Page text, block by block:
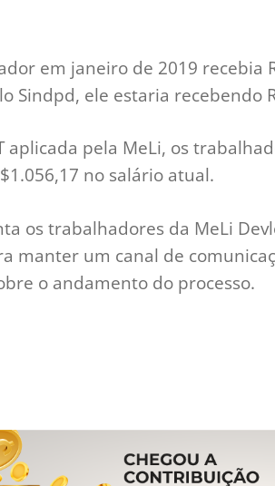
em janeiro de 2019 recebia
Sindpd, ele estaria recebendo
aplicada pela MeLi, os
no salário atual.
os trabalhadores da MeLi
manter um canal de
o andamento do processo.